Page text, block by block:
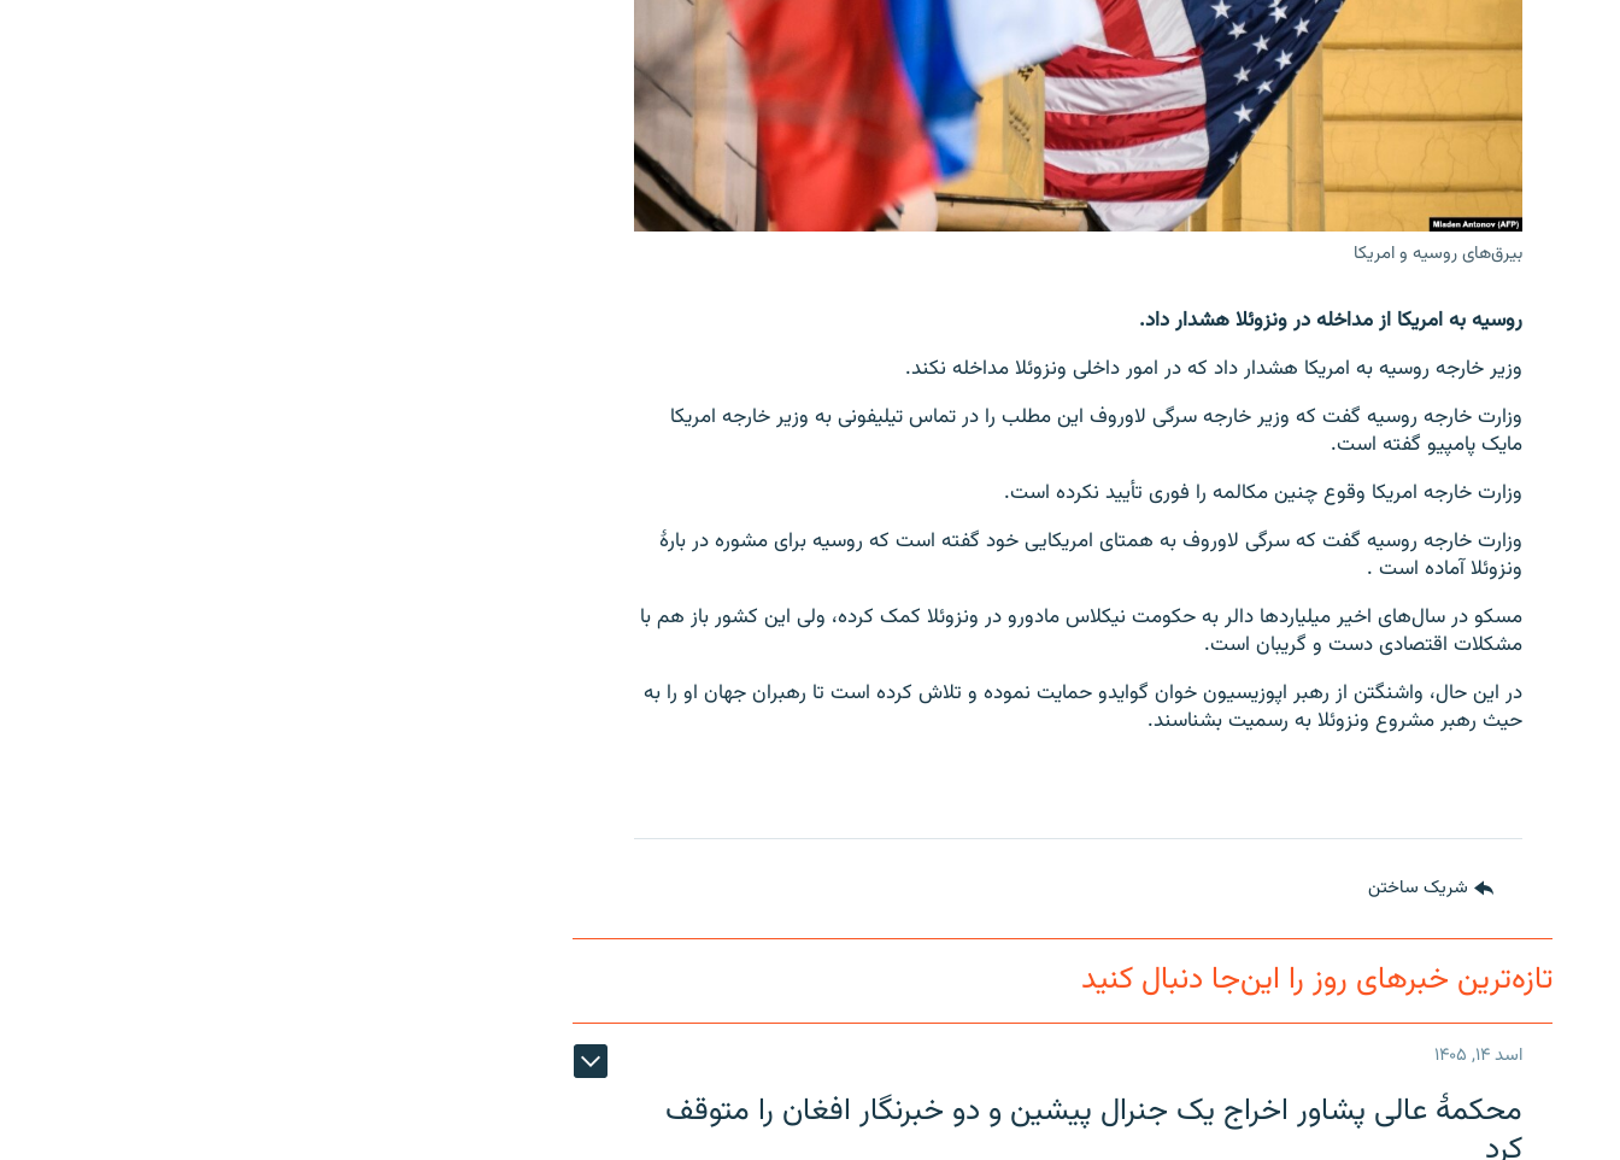
بیرق‌های روسیه و امریکا
روسیه به امریکا از مداخله در ونزوئلا هشدار داد.
وزیر خارجه روسیه به امریکا هشدار داد که در امور داخلی ونزوئلا مداخله نکند.
وزارت خارجه روسیه گفت که وزیر خارجه سرگی لاوروف این مطلب را در تماس تیلیفونی به وزیر خارجه امریکا
مایک پامپیو گفته است.
وزارت خارجه امریکا وقوع چنین مکالمه را فوری تأیید نکرده است.
وزارت خارجه روسیه گفت که سرگی لاوروف به همتای امریکایی خود گفته است که روسیه برای مشوره در بارۀ
ونزوئلا آماده است .
مسکو در سال‌های اخیر میلیاردها دالر به حکومت نیکلاس مادورو در ونزوئلا کمک کرده، ولی این کشور باز هم با
مشکلات اقتصادی دست و گریبان است.
در این حال، واشنگتن از رهبر اپوزیسیون خوان گوایدو حمایت نموده و تلاش کرده است تا رهبران جهان او را به
حیث رهبر مشروع ونزوئلا به رسمیت بشناسند.
شریک ساختن
تازه‌ترین خبرهای روز را این‌جا دنبال کنید
اسد ۱۴, ۱۴۰۵
محکمۀ عالی پشاور اخراج یک جنرال پیشین و دو خبرنگار افغان را متوقف
کرد